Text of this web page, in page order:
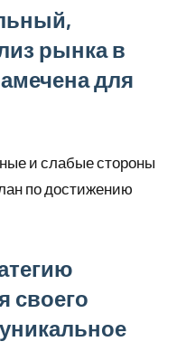
рынка в
для
и слабые стороны
по достижению
своего